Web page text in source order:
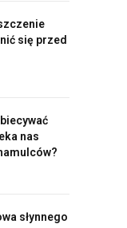
się przed
nas
słynnego